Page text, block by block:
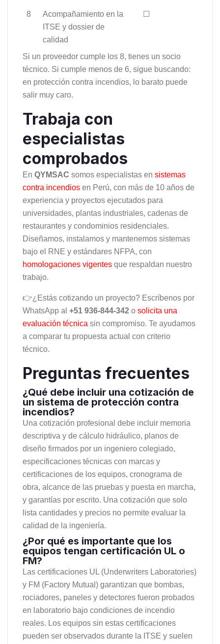
8
Acompañamiento en la
ITSE y dossier de
calidad
☐
Si un proveedor cumple los 8, tienes un socio
técnico. Si cumple menos de 6, sigue buscando:
en protección contra incendios, lo barato puede
salir muy caro.
Trabaja con
especialistas
comprobados
En QYMSAC somos especialistas en sistemas
contra incendios en Perú, con más de 10 años de
experiencia y proyectos ejecutados para
universidades, plantas industriales, cadenas de
restaurantes y condominios residenciales.
Diseñamos, instalamos y mantenemos sistemas
bajo el RNE y estándares NFPA, con
homologaciones vigentes que respaldan nuestro
trabajo.
👉¿Estás cotizando un proyecto? Escríbenos por
WhatsApp al +51 936-844-342 o solicita una
evaluación técnica sin compromiso. Te ayudamos
a comparar tu propuesta actual con criterio
técnico.
Preguntas frecuentes
¿Qué debe incluir una cotización de
un sistema de protección contra
incendios?
Una cotización profesional debe incluir memoria
descriptiva y de cálculo hidráulico, planos de
diseño firmados por un ingeniero colegiado,
especificaciones técnicas con marcas y
certificaciones de los equipos, cronograma de
obra, alcance de las pruebas y puesta en marcha,
y garantías por escrito. Una cotización que solo
lista cantidades y precios no permite evaluar la
calidad de la ingeniería.
¿Por qué es importante que los
equipos tengan certificación UL o
FM?
Las certificaciones UL (Underwriters Laboratories)
y FM (Factory Mutual) garantizan que bombas,
rociadores, paneles y detectores fueron probados
en laboratorio bajo condiciones de incendio
reales. Los equipos sin estas certificaciones
pueden ser observados durante la ITSE y suelen